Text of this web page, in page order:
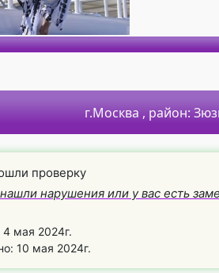
г.Москва, район:
проверку
нарушения или у вас есть
мая 2024г.
10 мая 2024г.